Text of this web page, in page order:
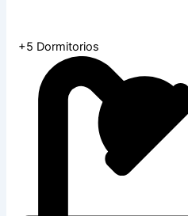
+5 Dormitorios